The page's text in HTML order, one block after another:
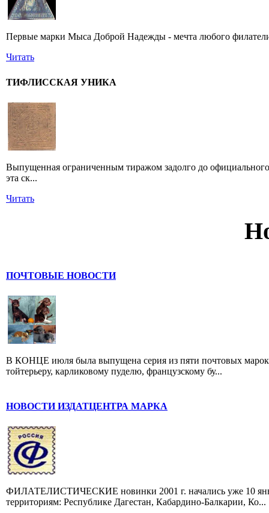
Первые марки Мыса Доброй Надежды - мечта любого
Читать
ТИФЛИССКАЯ УНИКА
Выпущенная ограниченным тиражом задолго до
эта ск...
Читать
ПОЧТОВЫЕ НОВОСТИ
В КОНЦЕ июля была выпущена серия из пяти почтовых
тойтерьеру, карликовому пуделю, французскому бу...
НОВОСТИ ИЗДАТЦЕНТРА МАРКА
ФИЛАТЕЛИСТИЧЕСКИЕ новинки 2001 г. начались уже 10
территориям: Республике Дагестан, Кабардино-Балкарии, Ко...